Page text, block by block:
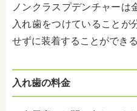
ノンクラスプデンチャーは
入れ歯をつけていることが
せずに装着することができ
入れ歯の料金